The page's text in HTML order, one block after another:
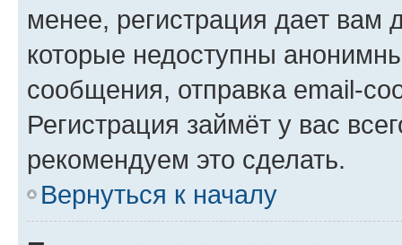
менее, регистрация дает вам
которые недоступны
сообщения, отправка email-
Регистрация займёт у вас
рекомендуем это сделать.
Вернуться к началу